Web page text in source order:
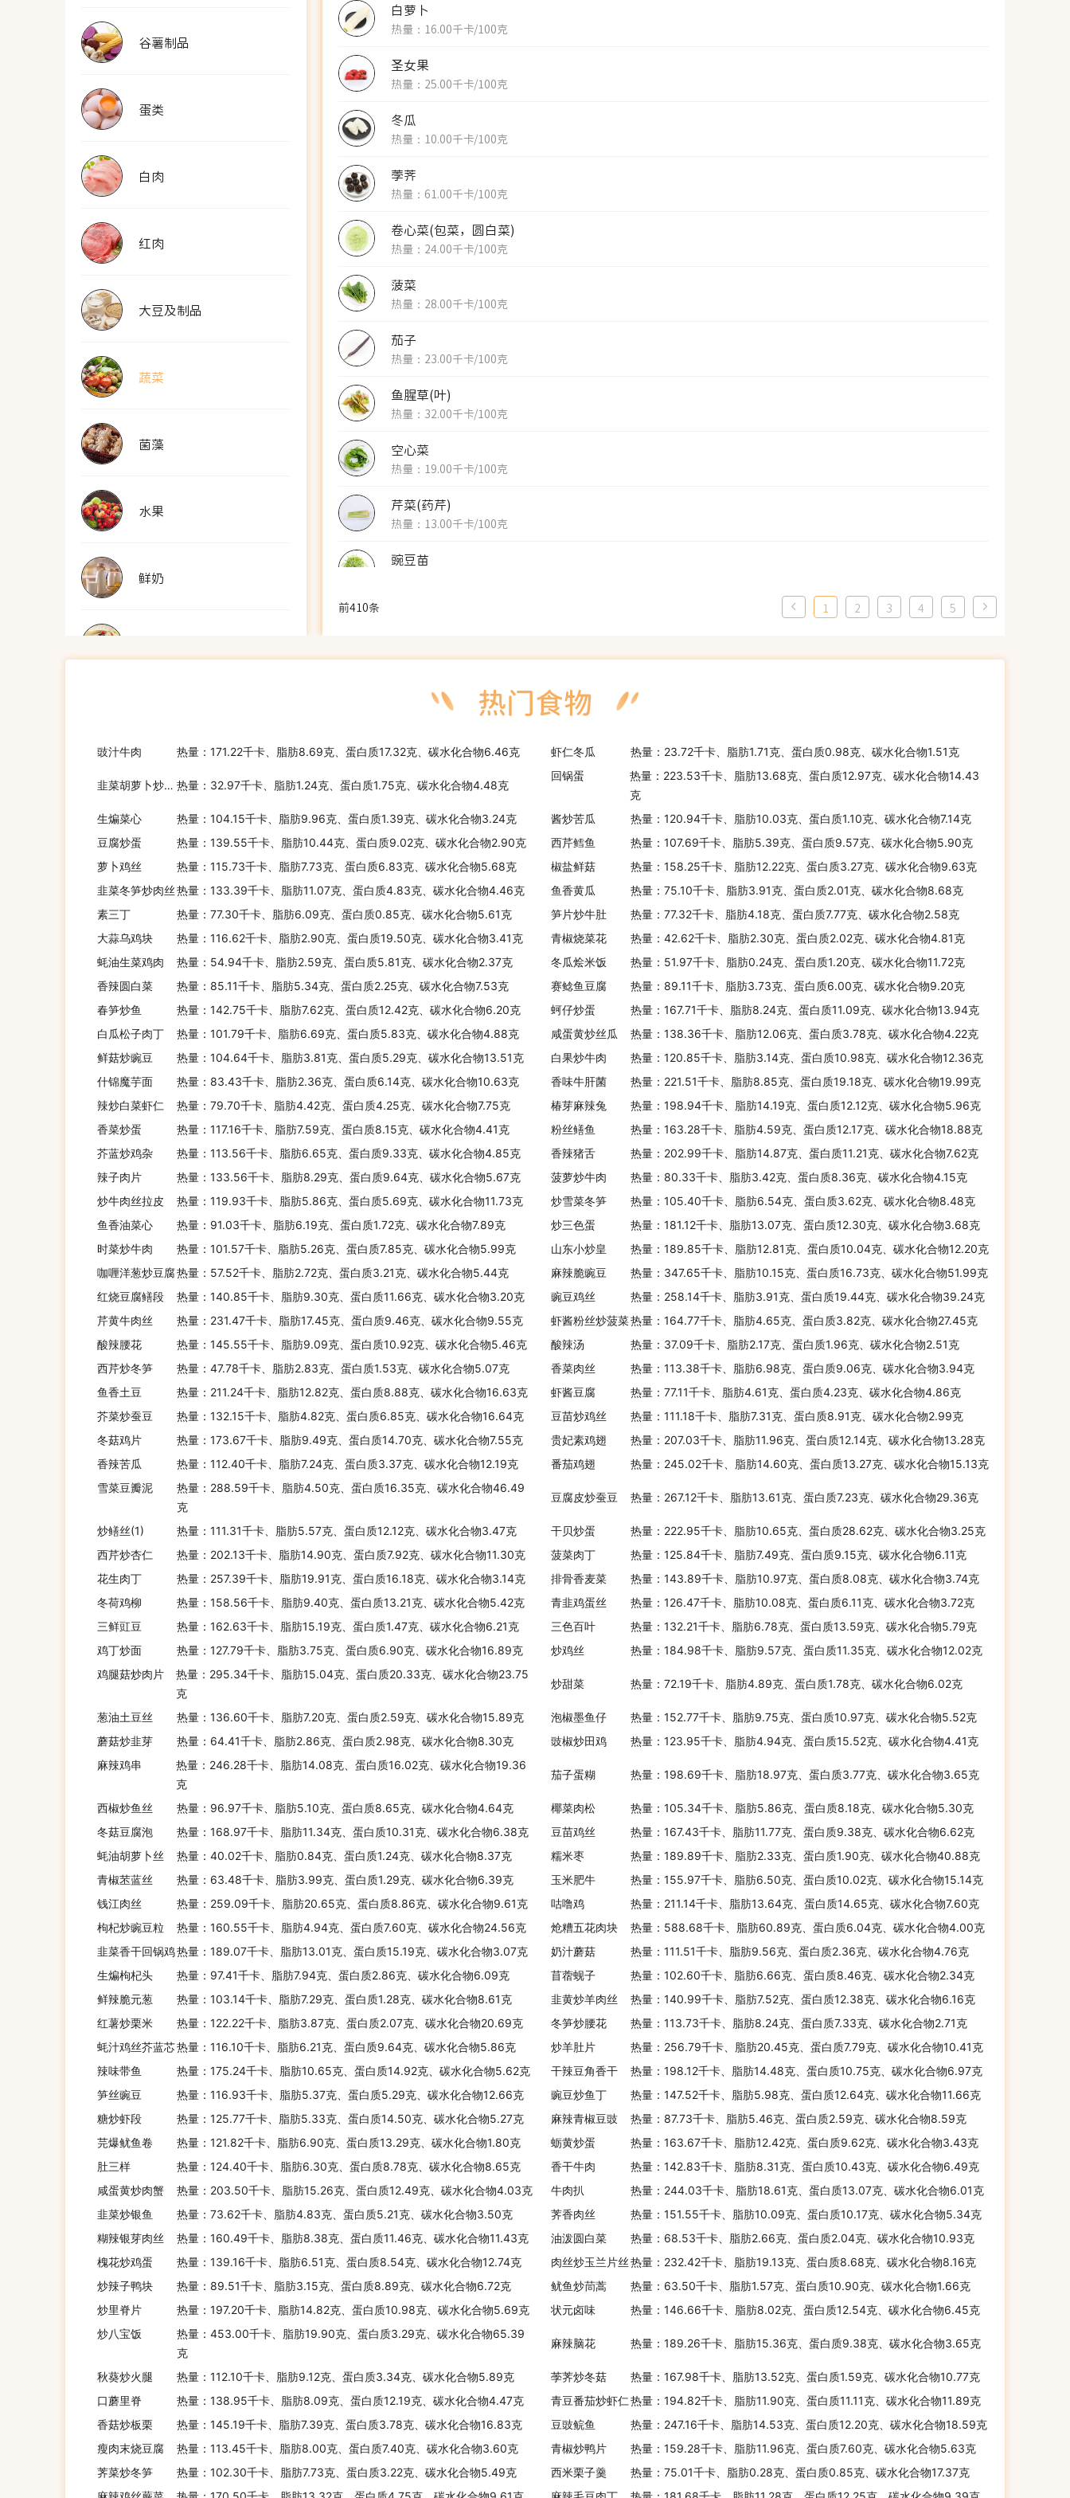
谷薯制品
蛋类
白肉
红肉
大豆及制品
蔬菜
菌藻
水果
鲜奶
奶酪
植物油
坚果种子
糖和蜂蜜
调味料
调味酱
酱菜
固体饮料
无糖茶饮
酒精饮料
纯果蔬汁饮料
含糖饮料
乳饮料
碳酸饮料
无糖咖啡
点心
冷饮
药食
营养保健
白萝卜
热量：16.00千卡/100克
圣女果
热量：25.00千卡/100克
冬瓜
热量：10.00千卡/100克
荸荠
热量：61.00千卡/100克
卷心菜(包菜，圆白菜)
热量：24.00千卡/100克
菠菜
热量：28.00千卡/100克
茄子
热量：23.00千卡/100克
鱼腥草(叶)
热量：32.00千卡/100克
空心菜
热量：19.00千卡/100克
芹菜(药芹)
热量：13.00千卡/100克
豌豆苗
热量：22.00千卡/100克
热量：24.00千卡/100克
芹菜
西葫芦
热量：19.00千卡/100克
芹菜(西芹)
热量：17.00千卡/100克
娃娃菜
热量：13.00千卡/100克
热量：12.00千卡/100克
大白菜(白梗)
热量：22.00千卡/100克
鸡毛菜
热量：19.00千卡/100克
水果黄瓜
热量：14.00千卡/100克
大葱
大白菜(小白口)
热量：16.00千卡/100克
苋菜(绿)
热量：30.00千卡/100克
青萝卜
热量：29.00千卡/100克
豇豆(长)
热量：32.00千卡/100克
葫芦
秋黄瓜
芥菜(大叶)
热量：13.00千卡/100克
蚕豆(鲜)
热量：111.00千卡/100克
茄子(圆)
热量：32.00千卡/100克
菜瓜
豆瓣菜
热量：20.00千卡/100克
荠菜
热量：31.00千卡/100克
油菜(黑)
热量：19.00千卡/100克
热量：43.00千卡/100克
冬笋
热量：42.00千卡/100克
韭黄
热量：24.00千卡/100克
洋葱(紫皮，脱水)
热量：339.00千卡/100克
芥菜头
苦菜
热量：46.00千卡/100克
笋瓜
热量：13.00千卡/100克
薤白
热量：124.00千卡/100克
塔菜
热量：28.00千卡/100克
蒜黄
前410条 1 2 3 4 5
豉汁牛肉 热量：171.22千卡、脂肪8.69克、蛋白质17.32克、碳水化合物6.46克 虾仁冬瓜 热量：23.72千卡、脂肪1.71克、蛋白质0.98克、碳水化合物1.51克
韭菜胡萝卜炒绿豆芽 热量：32.97千卡、脂肪1.24克、蛋白质1.75克、碳水化合物4.48克
回锅蛋
热量：223.53千卡、脂肪13.68克、蛋白质12.97克、碳水化合物14.43
克
生煸菜心
热量：104.15千卡、脂肪9.96克、蛋白质1.39克、碳水化合物3.24克 酱炒苦瓜
热量：120.94千卡、脂肪10.03克、蛋白质1.10克、碳水化合物7.14克
豆腐炒蛋
热量：139.55千卡、脂肪10.44克、蛋白质9.02克、碳水化合物2.90克 西芹鳕鱼
热量：107.69千卡、脂肪5.39克、蛋白质9.57克、碳水化合物5.90克
萝卜鸡丝
热量：115.73千卡、脂肪7.73克、蛋白质6.83克、碳水化合物5.68克 椒盐鲜菇
热量：158.25千卡、脂肪12.22克、蛋白质3.27克、碳水化合物9.63克
韭菜冬笋炒肉丝热量：133.39千卡、脂肪11.07克、蛋白质4.83克、碳水化合物4.46克 鱼香黄瓜
热量：75.10千卡、脂肪3.91克、蛋白质2.01克、碳水化合物8.68克
素三丁
热量：77.30千卡、脂肪6.09克、蛋白质0.85克、碳水化合物5.61克 笋片炒牛肚
热量：77.32千卡、脂肪4.18克、蛋白质7.77克、碳水化合物2.58克
大蒜乌鸡块
热量：116.62千卡、脂肪2.90克、蛋白质19.50克、碳水化合物3.41克 青椒烧菜花
热量：42.62千卡、脂肪2.30克、蛋白质2.02克、碳水化合物4.81克
蚝油生菜鸡肉
热量：54.94千卡、脂肪2.59克、蛋白质5.81克、碳水化合物2.37克 冬瓜烩米饭
热量：51.97千卡、脂肪0.24克、蛋白质1.20克、碳水化合物11.72克
香辣圆白菜
热量：85.11千卡、脂肪5.34克、蛋白质2.25克、碳水化合物7.53克 赛鲶鱼豆腐
热量：89.11千卡、脂肪3.73克、蛋白质6.00克、碳水化合物9.20克
春笋炒鱼
热量：142.75千卡、脂肪7.62克、蛋白质12.42克、碳水化合物6.20克 蚵仔炒蛋
热量：167.71千卡、脂肪8.24克、蛋白质11.09克、碳水化合物13.94克
白瓜松子肉丁
热量：101.79千卡、脂肪6.69克、蛋白质5.83克、碳水化合物4.88克 咸蛋黄炒丝瓜
热量：138.36千卡、脂肪12.06克、蛋白质3.78克、碳水化合物4.22克
鲜菇炒豌豆
热量：104.64千卡、脂肪3.81克、蛋白质5.29克、碳水化合物13.51克 白果炒牛肉
热量：120.85千卡、脂肪3.14克、蛋白质10.98克、碳水化合物12.36克
什锦魔芋面
热量：83.43千卡、脂肪2.36克、蛋白质6.14克、碳水化合物10.63克 香味牛肝菌
热量：221.51千卡、脂肪8.85克、蛋白质19.18克、碳水化合物19.99克
辣炒白菜虾仁
热量：79.70千卡、脂肪4.42克、蛋白质4.25克、碳水化合物7.75克 椿芽麻辣兔
热量：198.94千卡、脂肪14.19克、蛋白质12.12克、碳水化合物5.96克
香菜炒蛋
热量：117.16千卡、脂肪7.59克、蛋白质8.15克、碳水化合物4.41克 粉丝鳝鱼
热量：163.28千卡、脂肪4.59克、蛋白质12.17克、碳水化合物18.88克
芥蓝炒鸡杂
热量：113.56千卡、脂肪6.65克、蛋白质9.33克、碳水化合物4.85克 香辣猪舌
热量：202.99千卡、脂肪14.87克、蛋白质11.21克、碳水化合物7.62克
辣子肉片
热量：133.56千卡、脂肪8.29克、蛋白质9.64克、碳水化合物5.67克 菠萝炒牛肉
热量：80.33千卡、脂肪3.42克、蛋白质8.36克、碳水化合物4.15克
炒牛肉丝拉皮
热量：119.93千卡、脂肪5.86克、蛋白质5.69克、碳水化合物11.73克 炒雪菜冬笋
热量：105.40千卡、脂肪6.54克、蛋白质3.62克、碳水化合物8.48克
鱼香油菜心
热量：91.03千卡、脂肪6.19克、蛋白质1.72克、碳水化合物7.89克 炒三色蛋
热量：181.12千卡、脂肪13.07克、蛋白质12.30克、碳水化合物3.68克
时菜炒牛肉
热量：101.57千卡、脂肪5.26克、蛋白质7.85克、碳水化合物5.99克 山东小炒皇
热量：189.85千卡、脂肪12.81克、蛋白质10.04克、碳水化合物12.20克
咖喱洋葱炒豆腐热量：57.52千卡、脂肪2.72克、蛋白质3.21克、碳水化合物5.44克 麻辣脆豌豆
热量：347.65千卡、脂肪10.15克、蛋白质16.73克、碳水化合物51.99克
红烧豆腐鳝段
热量：140.85千卡、脂肪9.30克、蛋白质11.66克、碳水化合物3.20克 豌豆鸡丝
热量：258.14千卡、脂肪3.91克、蛋白质19.44克、碳水化合物39.24克
芹黄牛肉丝
热量：231.47千卡、脂肪17.45克、蛋白质9.46克、碳水化合物9.55克 虾酱粉丝炒菠菜热量：164.77千卡、脂肪4.65克、蛋白质3.82克、碳水化合物27.45克
酸辣腰花
热量：145.55千卡、脂肪9.09克、蛋白质10.92克、碳水化合物5.46克 酸辣汤
热量：37.09千卡、脂肪2.17克、蛋白质1.96克、碳水化合物2.51克
西芹炒冬笋
热量：47.78千卡、脂肪2.83克、蛋白质1.53克、碳水化合物5.07克 香菜肉丝
热量：113.38千卡、脂肪6.98克、蛋白质9.06克、碳水化合物3.94克
鱼香土豆
热量：211.24千卡、脂肪12.82克、蛋白质8.88克、碳水化合物16.63克 虾酱豆腐
热量：77.11千卡、脂肪4.61克、蛋白质4.23克、碳水化合物4.86克
芥菜炒蚕豆
热量：132.15千卡、脂肪4.82克、蛋白质6.85克、碳水化合物16.64克 豆苗炒鸡丝
热量：111.18千卡、脂肪7.31克、蛋白质8.91克、碳水化合物2.99克
冬菇鸡片
热量：173.67千卡、脂肪9.49克、蛋白质14.70克、碳水化合物7.55克 贵妃素鸡翅
热量：207.03千卡、脂肪11.96克、蛋白质12.14克、碳水化合物13.28克
香辣苦瓜
热量：112.40千卡、脂肪7.24克、蛋白质3.37克、碳水化合物12.19克 番茄鸡翅
热量：245.02千卡、脂肪14.60克、蛋白质13.27克、碳水化合物15.13克
雪菜豆瓣泥
热量：288.59千卡、脂肪4.50克、蛋白质16.35克、碳水化合物46.49
克
豆腐皮炒蚕豆 热量：267.12千卡、脂肪13.61克、蛋白质7.23克、碳水化合物29.36克
炒鳝丝(1) 热量：111.31千卡、脂肪5.57克、蛋白质12.12克、碳水化合物3.47克 干贝炒蛋
热量：222.95千卡、脂肪10.65克、蛋白质28.62克、碳水化合物3.25克
西芹炒杏仁
热量：202.13千卡、脂肪14.90克、蛋白质7.92克、碳水化合物11.30克 菠菜肉丁
热量：125.84千卡、脂肪7.49克、蛋白质9.15克、碳水化合物6.11克
花生肉丁
热量：257.39千卡、脂肪19.91克、蛋白质16.18克、碳水化合物3.14克 排骨香麦菜
热量：143.89千卡、脂肪10.97克、蛋白质8.08克、碳水化合物3.74克
冬荷鸡柳
热量：158.56千卡、脂肪9.40克、蛋白质13.21克、碳水化合物5.42克 青韭鸡蛋丝
热量：126.47千卡、脂肪10.08克、蛋白质6.11克、碳水化合物3.72克
三鲜豇豆
热量：162.63千卡、脂肪15.19克、蛋白质1.47克、碳水化合物6.21克 三色百叶
热量：132.21千卡、脂肪6.78克、蛋白质13.59克、碳水化合物5.79克
鸡丁炒面
热量：127.79千卡、脂肪3.75克、蛋白质6.90克、碳水化合物16.89克 炒鸡丝
热量：184.98千卡、脂肪9.57克、蛋白质11.35克、碳水化合物12.02克
鸡腿菇炒肉片
热量：295.34千卡、脂肪15.04克、蛋白质20.33克、碳水化合物23.75
克
炒甜菜 热量：72.19千卡、脂肪4.89克、蛋白质1.78克、碳水化合物6.02克
葱油土豆丝 热量：136.60千卡、脂肪7.20克、蛋白质2.59克、碳水化合物15.89克 泡椒墨鱼仔
热量：152.77千卡、脂肪9.75克、蛋白质10.97克、碳水化合物5.52克
蘑菇炒韭芽
热量：64.41千卡、脂肪2.86克、蛋白质2.98克、碳水化合物8.30克 豉椒炒田鸡
热量：123.95千卡、脂肪4.94克、蛋白质15.52克、碳水化合物4.41克
麻辣鸡串
热量：246.28千卡、脂肪14.08克、蛋白质16.02克、碳水化合物19.36
克
茄子蛋糊 热量：198.69千卡、脂肪18.97克、蛋白质3.77克、碳水化合物3.65克
西椒炒鱼丝 热量：96.97千卡、脂肪5.10克、蛋白质8.65克、碳水化合物4.64克 椰菜肉松
热量：105.34千卡、脂肪5.86克、蛋白质8.18克、碳水化合物5.30克
冬菇豆腐泡
热量：168.97千卡、脂肪11.34克、蛋白质10.31克、碳水化合物6.38克 豆苗鸡丝
热量：167.43千卡、脂肪11.77克、蛋白质9.38克、碳水化合物6.62克
蚝油胡萝卜丝
热量：40.02千卡、脂肪0.84克、蛋白质1.24克、碳水化合物8.37克 糯米枣
热量：189.89千卡、脂肪2.33克、蛋白质1.90克、碳水化合物40.88克
青椒苤蓝丝
热量：63.48千卡、脂肪3.99克、蛋白质1.29克、碳水化合物6.39克 玉米肥牛
热量：155.97千卡、脂肪6.50克、蛋白质10.02克、碳水化合物15.14克
钱江肉丝
热量：259.09千卡、脂肪20.65克、蛋白质8.86克、碳水化合物9.61克 咕噜鸡
热量：211.14千卡、脂肪13.64克、蛋白质14.65克、碳水化合物7.60克
枸杞炒豌豆粒
热量：160.55千卡、脂肪4.94克、蛋白质7.60克、碳水化合物24.56克 炝糟五花肉块
热量：588.68千卡、脂肪60.89克、蛋白质6.04克、碳水化合物4.00克
韭菜香干回锅鸡热量：189.07千卡、脂肪13.01克、蛋白质15.19克、碳水化合物3.07克 奶汁蘑菇
热量：111.51千卡、脂肪9.56克、蛋白质2.36克、碳水化合物4.76克
生煸枸杞头
热量：97.41千卡、脂肪7.94克、蛋白质2.86克、碳水化合物6.09克 苜蓿蚬子
热量：102.60千卡、脂肪6.66克、蛋白质8.46克、碳水化合物2.34克
鲜辣脆元葱
热量：103.14千卡、脂肪7.29克、蛋白质1.28克、碳水化合物8.61克 韭黄炒羊肉丝
热量：140.99千卡、脂肪7.52克、蛋白质12.38克、碳水化合物6.16克
红薯炒栗米
热量：122.22千卡、脂肪3.87克、蛋白质2.07克、碳水化合物20.69克 冬笋炒腰花
热量：113.73千卡、脂肪8.24克、蛋白质7.33克、碳水化合物2.71克
蚝汁鸡丝芥蓝芯热量：116.10千卡、脂肪6.21克、蛋白质9.64克、碳水化合物5.86克 炒羊肚片
热量：256.79千卡、脂肪20.45克、蛋白质7.79克、碳水化合物10.41克
辣味带鱼
热量：175.24千卡、脂肪10.65克、蛋白质14.92克、碳水化合物5.62克 干辣豆角香干
热量：198.12千卡、脂肪14.48克、蛋白质10.75克、碳水化合物6.97克
笋丝豌豆
热量：116.93千卡、脂肪5.37克、蛋白质5.29克、碳水化合物12.66克 豌豆炒鱼丁
热量：147.52千卡、脂肪5.98克、蛋白质12.64克、碳水化合物11.66克
糖炒虾段
热量：125.77千卡、脂肪5.33克、蛋白质14.50克、碳水化合物5.27克 麻辣青椒豆豉
热量：87.73千卡、脂肪5.46克、蛋白质2.59克、碳水化合物8.59克
芫爆鱿鱼卷
热量：121.82千卡、脂肪6.90克、蛋白质13.29克、碳水化合物1.80克 蛎黄炒蛋
热量：163.67千卡、脂肪12.42克、蛋白质9.62克、碳水化合物3.43克
肚三样
热量：124.40千卡、脂肪6.30克、蛋白质8.78克、碳水化合物8.65克 香干牛肉
热量：142.83千卡、脂肪8.31克、蛋白质10.43克、碳水化合物6.49克
咸蛋黄炒肉蟹
热量：203.50千卡、脂肪15.26克、蛋白质12.49克、碳水化合物4.03克 牛肉扒
热量：244.03千卡、脂肪18.61克、蛋白质13.07克、碳水化合物6.01克
韭菜炒银鱼
热量：73.62千卡、脂肪4.83克、蛋白质5.21克、碳水化合物3.50克 荠香肉丝
热量：151.55千卡、脂肪10.09克、蛋白质10.17克、碳水化合物5.34克
糊辣银芽肉丝
热量：160.49千卡、脂肪8.38克、蛋白质11.46克、碳水化合物11.43克 油泼圆白菜
热量：68.53千卡、脂肪2.66克、蛋白质2.04克、碳水化合物10.93克
槐花炒鸡蛋
热量：139.16千卡、脂肪6.51克、蛋白质8.54克、碳水化合物12.74克 肉丝炒玉兰片丝热量：232.42千卡、脂肪19.13克、蛋白质8.68克、碳水化合物8.16克
炒辣子鸭块
热量：89.51千卡、脂肪3.15克、蛋白质8.89克、碳水化合物6.72克 鱿鱼炒茼蒿
热量：63.50千卡、脂肪1.57克、蛋白质10.90克、碳水化合物1.66克
炒里脊片
热量：197.20千卡、脂肪14.82克、蛋白质10.98克、碳水化合物5.69克 状元卤味
热量：146.66千卡、脂肪8.02克、蛋白质12.54克、碳水化合物6.45克
炒八宝饭
热量：453.00千卡、脂肪19.90克、蛋白质3.29克、碳水化合物65.39
克
麻辣脑花 热量：189.26千卡、脂肪15.36克、蛋白质9.38克、碳水化合物3.65克
秋葵炒火腿 热量：112.10千卡、脂肪9.12克、蛋白质3.34克、碳水化合物5.89克 荸荠炒冬菇
热量：167.98千卡、脂肪13.52克、蛋白质1.59克、碳水化合物10.77克
口蘑里脊
热量：138.95千卡、脂肪8.09克、蛋白质12.19克、碳水化合物4.47克 青豆番茄炒虾仁热量：194.82千卡、脂肪11.90克、蛋白质11.11克、碳水化合物11.89克
香菇炒板栗
热量：145.19千卡、脂肪7.39克、蛋白质3.78克、碳水化合物16.83克 豆豉鲩鱼
热量：247.16千卡、脂肪14.53克、蛋白质12.20克、碳水化合物18.59克
瘦肉末烧豆腐
热量：113.45千卡、脂肪8.00克、蛋白质7.40克、碳水化合物3.60克 青椒炒鸭片
热量：159.28千卡、脂肪11.96克、蛋白质7.60克、碳水化合物5.63克
荠菜炒冬笋
热量：102.30千卡、脂肪7.73克、蛋白质3.22克、碳水化合物5.49克 西米栗子羹
热量：75.01千卡、脂肪0.28克、蛋白质0.85克、碳水化合物17.37克